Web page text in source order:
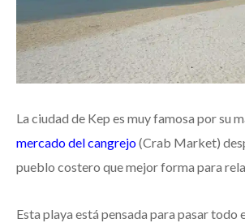
La ciudad de Kep es muy famosa por su
mercado del cangrejo(Crab Market)
pueblo costero que mejor forma para
Esta playa está pensada para pasar todo